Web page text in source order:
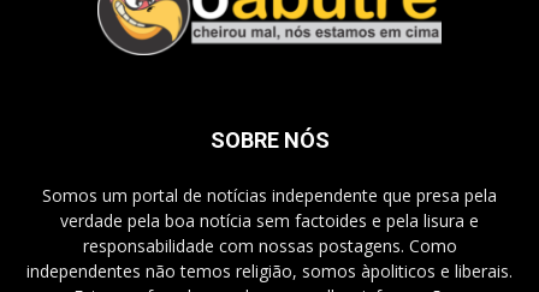
SOBRE NÓS
Somos um portal de notícias independente que presa pela
verdade pela boa notícia sem factoides e pela lisura e
responsabilidade com nossas postagens. Como
independentes não temos religião, somos àpoliticos e liberais.